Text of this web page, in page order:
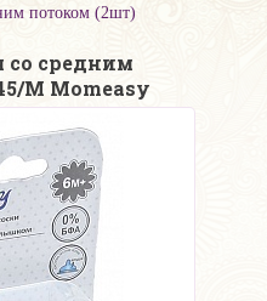
потоком (2шт)
со средним
M Momeasy